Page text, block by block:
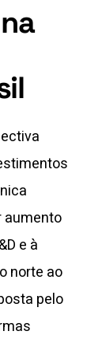
aumento
e à
norte ao
pelo